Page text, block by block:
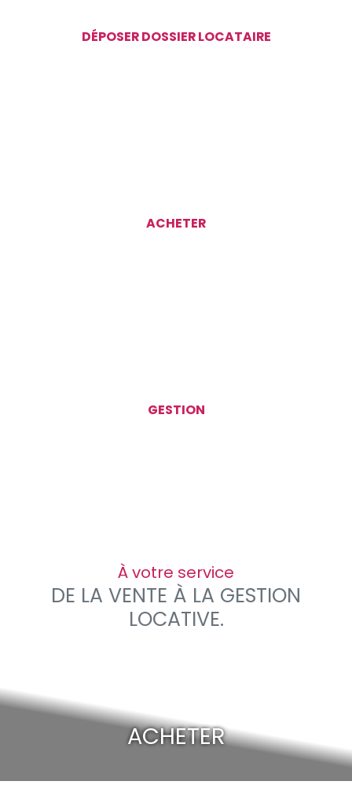
DÉPOSER DOSSIER LOCATAIRE
ACHETER
GESTION
À votre service
DE LA VENTE À LA GESTION
LOCATIVE.
ACHETER